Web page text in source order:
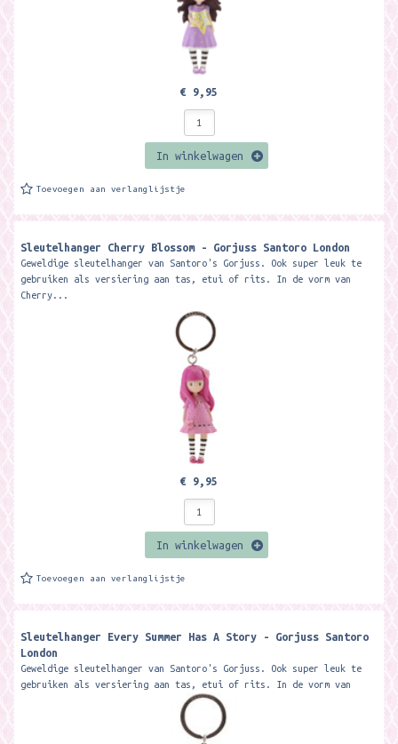
€ 9,95
In winkelwagen
Toevoegen aan verlanglijstje
Sleutelhanger Cherry Blossom - Gorjuss Santoro London
Geweldige sleutelhanger van Santoro's Gorjuss. Ook super leuk te
gebruiken als versiering aan tas, etui of rits. In de vorm van
Cherry...
€ 9,95
In winkelwagen
Toevoegen aan verlanglijstje
Sleutelhanger Every Summer Has A Story - Gorjuss Santoro
London
Geweldige sleutelhanger van Santoro's Gorjuss. Ook super leuk te
gebruiken als versiering aan tas, etui of rits. In de vorm van